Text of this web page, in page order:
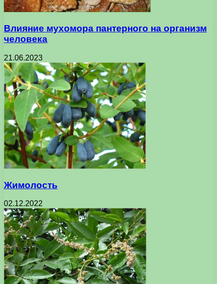
Влияние мухомора пантерного на организм
человека
21.06.2023
Жимолость
02.12.2022